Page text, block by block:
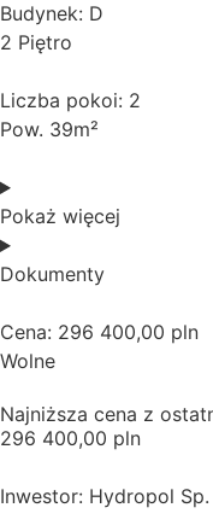
Budynek: D
2 Piętro
Liczba pokoi: 2
Pow. 39m²
Pokaż więcej
Dokumenty
Cena: 296 400,00 pln
Wolne
Najniższa cena z
296 400,00 pln
Inwestor: Hydropol